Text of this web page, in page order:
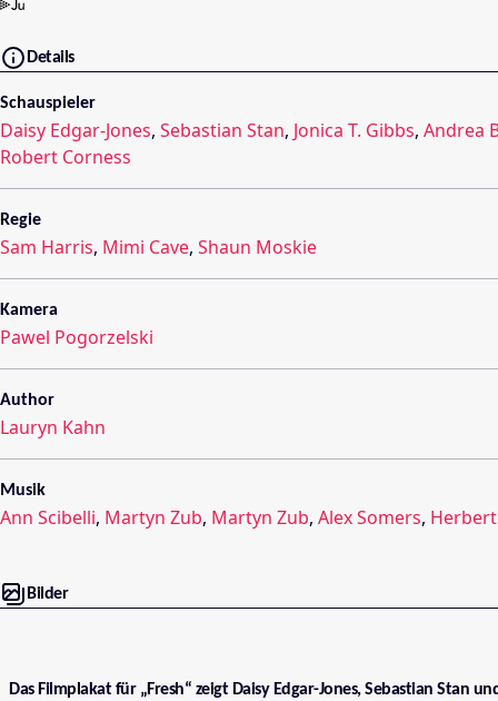
Details
Schauspieler
Daisy Edgar-Jones, Sebastian Stan, Jonica T. Gibbs, Andrea
Robert Corness
Regie
Sam Harris, Mimi Cave, Shaun Moskie
Kamera
Pawel Pogorzelski
Author
Lauryn Kahn
Musik
Ann Scibelli, Martyn Zub, Martyn Zub, Alex Somers,
Bilder
Das Filmplakat für „Fresh“ zeigt Daisy Edgar-Jones, Sebastian Stan